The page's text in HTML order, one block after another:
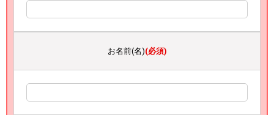
お名前(名)(必須)